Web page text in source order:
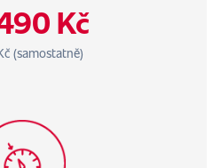
Kč
(samostatně)